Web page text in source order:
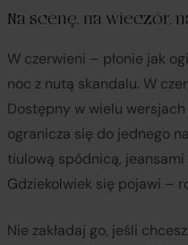
Na scenę, na wieczór,
W czerwieni – płonie jak
noc z nutą skandalu. W
Dostępny w wielu
ogranicza się do jednego
tiulową spódnicą,
Gdziekolwiek się pojawi –
Nie zakładaj go, jeśli